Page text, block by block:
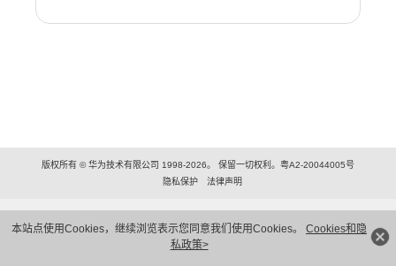
本站点使用Cookies，继续浏览表示您同意我们使用Cookies。 Cookies和隐
私政策>
版权所有 © 华为技术有限公司 1998-2026。 保留一切权利。粤A2-20044005号
隐私保护
法律声明